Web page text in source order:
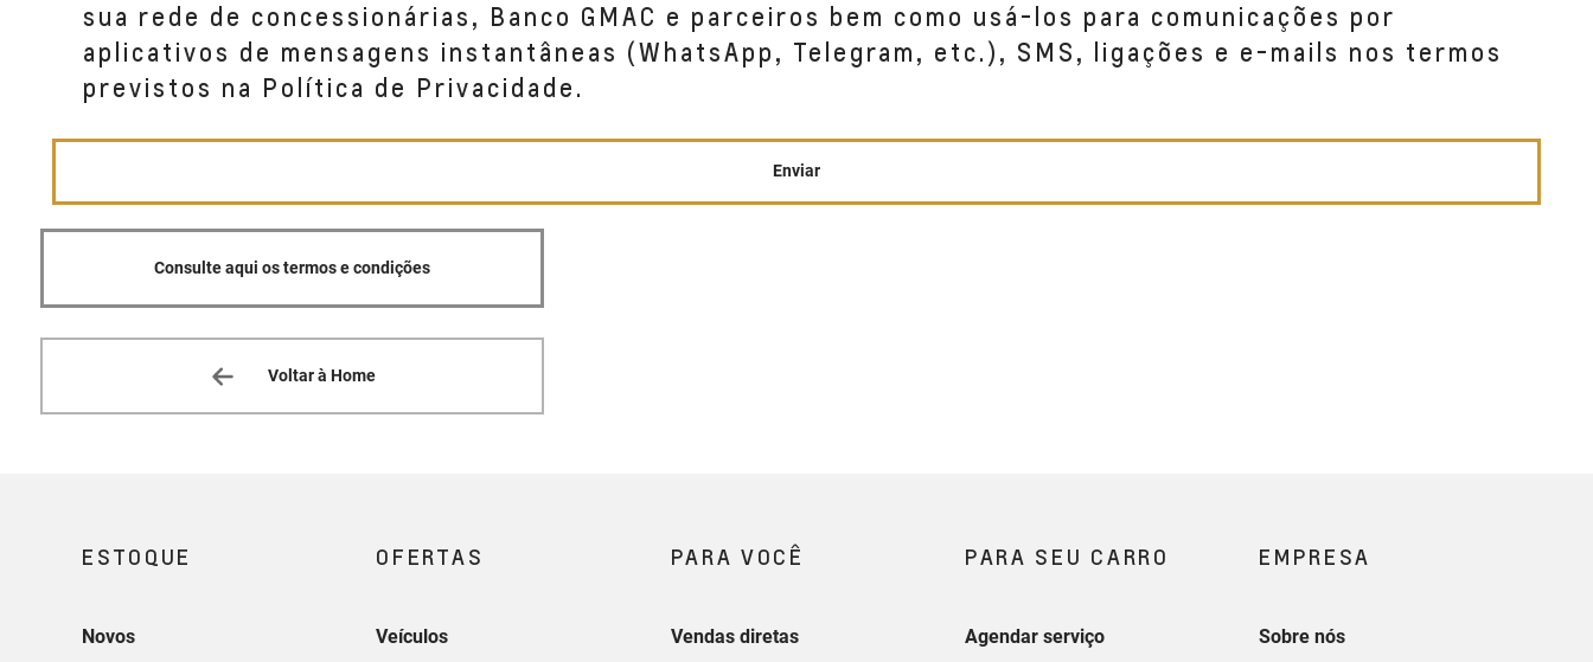
sua rede de concessionárias, Banco GMAC e parceiros bem como usá-los para comunicações por
aplicativos de mensagens instantâneas (WhatsApp, Telegram, etc.), SMS, ligações e e-mails nos termos
previstos na Política de Privacidade.
Enviar
Consulte aqui os termos e condições
Voltar à Home